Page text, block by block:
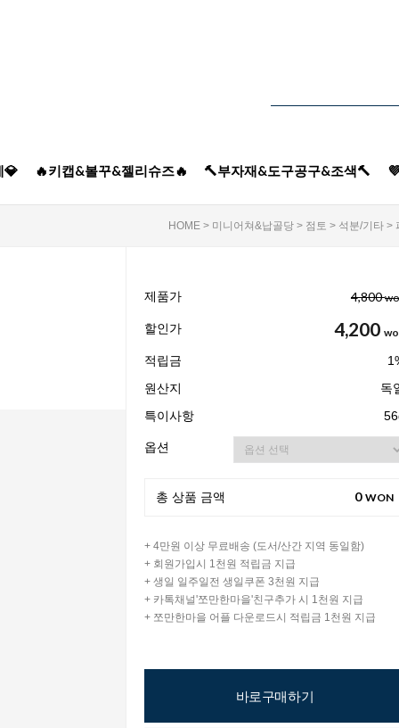
💎 🔥키캡&볼꾸&젤리슈즈🔥 🔨부자재&도구공구&조색🔨
HOME > 미니어쳐&납골당 > 점토 > 석분/기타 >
제품가 4,800
할인가 4,200
적립금
원산지
독
특이사항
옵션
총 상품 금액 0 WON
+ 4만원 이상 무료배송 (도서/산간 지역 동일함)
+ 회원가입시 1천원 적립금 지급
+ 생일 일주일전 생일쿠폰 3천원 지급
+ 카톡채널'쪼만한마을'친구추가 시 1천원 지급
+ 쪼만한마을 어플 다운로드시 적립금 1천원 지급
바로구매하기